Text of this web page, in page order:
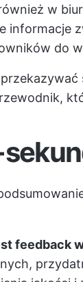
w
informacje
do
feedback